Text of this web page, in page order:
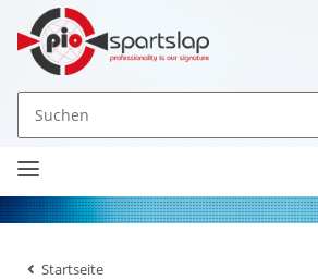
Startseite